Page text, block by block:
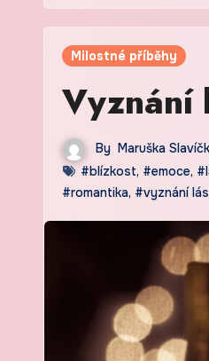
Milostné příběhy
Vyznání
By Maruška
#blízkost, #emoce,
#romantika, #vyznání